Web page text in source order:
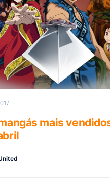
mais